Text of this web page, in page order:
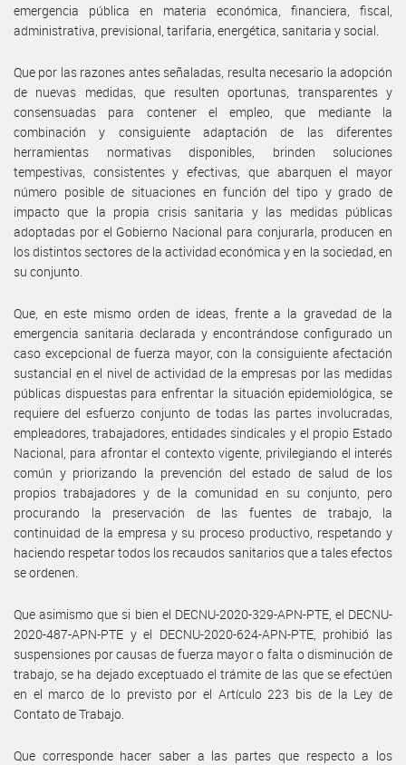
emergencia pública en materia económica, financiera, fiscal,
administrativa, previsional, tarifaria, energética, sanitaria y social.
Que por las razones antes señaladas, resulta necesario la adopción
de nuevas medidas, que resulten oportunas, transparentes y
consensuadas para contener el empleo, que mediante la
combinación y consiguiente adaptación de las diferentes
herramientas normativas disponibles, brinden soluciones
tempestivas, consistentes y efectivas, que abarquen el mayor
número posible de situaciones en función del tipo y grado de
impacto que la propia crisis sanitaria y las medidas públicas
adoptadas por el Gobierno Nacional para conjurarla, producen en
los distintos sectores de la actividad económica y en la sociedad, en
su conjunto.
Que, en este mismo orden de ideas, frente a la gravedad de la
emergencia sanitaria declarada y encontrándose configurado un
caso excepcional de fuerza mayor, con la consiguiente afectación
sustancial en el nivel de actividad de la empresas por las medidas
públicas dispuestas para enfrentar la situación epidemiológica, se
requiere del esfuerzo conjunto de todas las partes involucradas,
empleadores, trabajadores, entidades sindicales y el propio Estado
Nacional, para afrontar el contexto vigente, privilegiando el interés
común y priorizando la prevención del estado de salud de los
propios trabajadores y de la comunidad en su conjunto, pero
procurando la preservación de las fuentes de trabajo, la
continuidad de la empresa y su proceso productivo, respetando y
haciendo respetar todos los recaudos sanitarios que a tales efectos
se ordenen.
Que asimismo que si bien el DECNU-2020-329-APN-PTE, el DECNU-
2020-487-APN-PTE y el DECNU-2020-624-APN-PTE, prohibió las
suspensiones por causas de fuerza mayor o falta o disminución de
trabajo, se ha dejado exceptuado el trámite de las que se efectúen
en el marco de lo previsto por el Artículo 223 bis de la Ley de
Contato de Trabajo.
Que corresponde hacer saber a las partes que respecto a los